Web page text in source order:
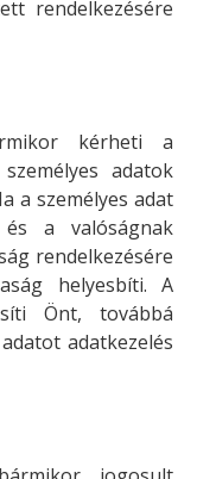
rendelkezésére
kérheti a
adatok
a személyes adat
a valóságnak
rendelkezésére
helyesbíti. A
Önt, továbbá
adatkezelés